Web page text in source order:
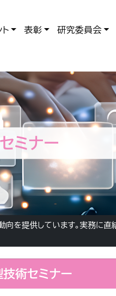
ト 表彰 研究委員会
ミナー
を提供しています。実務に
術セミナー